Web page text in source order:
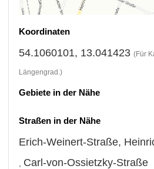
Koordinaten
54.1060101, 13.041423 (Für
Längengrad.)
Gebiete in der Nähe
Straßen in der Nähe
Erich-Weinert-Straße,
Carl-von-Ossietzky-Straße